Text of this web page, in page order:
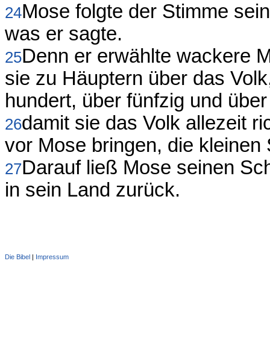
24Mose folgte der Stimme
was er sagte.
25Denn er erwählte wackere
sie zu Häuptern über das
hundert, über fünfzig und
26damit sie das Volk allezeit
vor Mose bringen, die
27Darauf ließ Mose seinen
in sein Land zurück.
Die Bibel Impressum